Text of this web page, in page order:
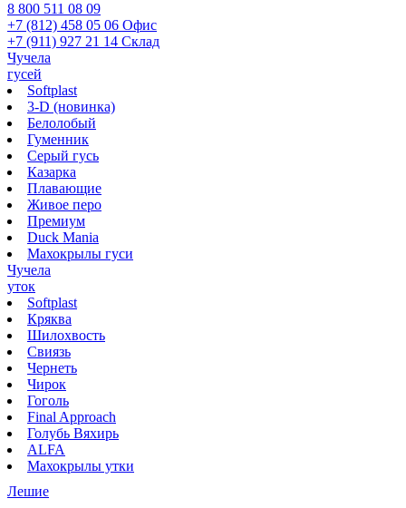
8 800 511 08 09
+7 (812) 458 05 06 Офис
+7 (911) 927 21 14 Склад
Чучела
гусей
Softplast
3-D (новинка)
Белолобый
Гуменник
Серый гусь
Казарка
Плавающие
Живое перо
Премиум
Duck Mania
Махокрылы гуси
Чучела
уток
Softplast
Кряква
Шилохвость
Свиязь
Чернеть
Чирок
Гоголь
Final Approach
Голубь Вяхирь
ALFA
Махокрылы утки
Лешие